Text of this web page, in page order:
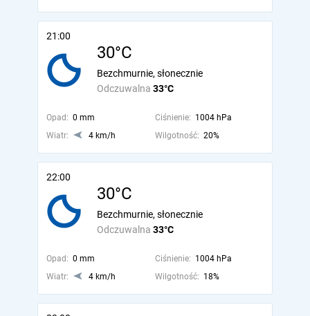
21:00
30°C
Odczuwalna 33°C
Bezchmurnie, słonecznie
Opad: 0 mm Ciśnienie: 1004 hPa
Wiatr:
4 km/h Wilgotność: 20%
22:00
30°C
Odczuwalna 33°C
Bezchmurnie, słonecznie
Opad: 0 mm Ciśnienie: 1004 hPa
Wiatr:
4 km/h Wilgotność: 18%